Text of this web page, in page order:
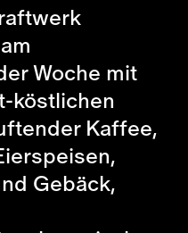
Woche mit
köstlichen
Kaffee,
Gebäck,